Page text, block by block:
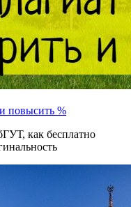
повысить %
как бесплатно